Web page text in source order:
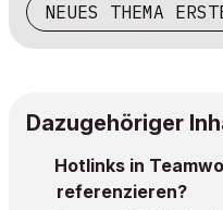
NEUES THEMA
Dazugehöriger
Hotlinks in
referenzieren?